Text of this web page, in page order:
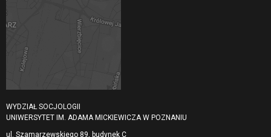
WYDZIAŁ SOCJOLOGII
UNIWERSYTET IM. ADAMA MICKIEWICZA W POZNANIU
ul. Szamarzewskiego 89, budynek C